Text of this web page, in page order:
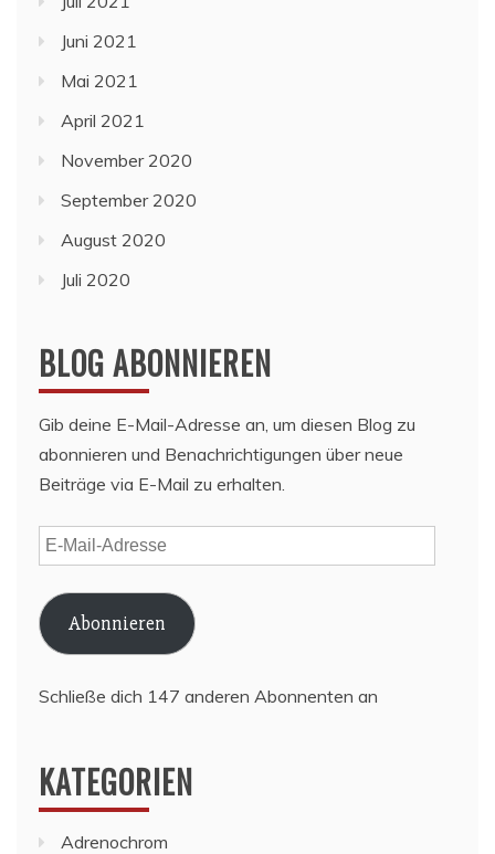
Juni 2021
Mai 2021
April 2021
November 2020
September 2020
August 2020
Juli 2020
BLOG ABONNIEREN
Gib deine E-Mail-Adresse an, um diesen Blog zu
abonnieren und Benachrichtigungen über neue
Beiträge via E-Mail zu erhalten.
E-
Mail-
Adresse
Abonnieren
Schließe dich 147 anderen Abonnenten an
KATEGORIEN
Adrenochrom